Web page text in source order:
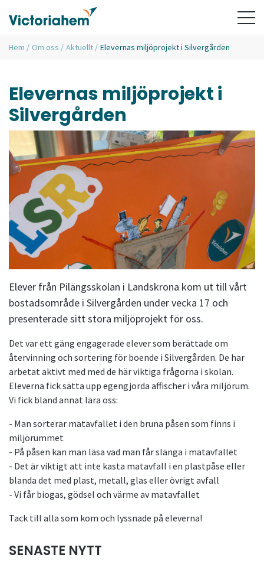
Hem / Om oss / Aktuellt / Elevernas miljöprojekt i Silvergården
Elevernas miljöprojekt i
Silvergården
Elever från Pilängsskolan i Landskrona kom ut till vårt
bostadsområde i Silvergården under vecka 17 och
presenterade sitt stora miljöprojekt för oss.
Det var ett gäng engagerade elever som berättade om
återvinning och sortering för boende i Silvergården. De har
arbetat aktivt med med de här viktiga frågorna i skolan.
Eleverna fick sätta upp egengjorda affischer i våra miljörum.
Vi fick bland annat lära oss:
- Man sorterar matavfallet i den bruna påsen som finns i
miljörummet
- På påsen kan man läsa vad man får slänga i matavfallet
- Det är viktigt att inte kasta matavfall i en plastpåse eller
blanda det med plast, metall, glas eller övrigt avfall
- Vi får biogas, gödsel och värme av matavfallet
Tack till alla som kom och lyssnade på eleverna!
SENASTE NYTT